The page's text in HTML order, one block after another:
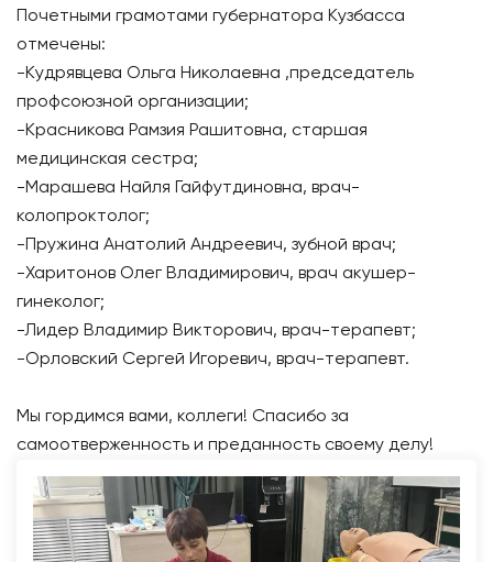
Почетными грамотами губернатора Кузбасса
отмечены:
-Кудрявцева Ольга Николаевна ,председатель
профсоюзной организации;
-Красникова Рамзия Рашитовна, старшая
медицинская сестра;
-Марашева Найля Гайфутдиновна, врач-
колопроктолог;
-Пружина Анатолий Андреевич, зубной врач;
-Харитонов Олег Владимирович, врач акушер-
гинеколог;
-Лидер Владимир Викторович, врач-терапевт;
-Орловский Сергей Игоревич, врач-терапевт.
Мы гордимся вами, коллеги! Спасибо за
самоотверженность и преданность своему делу!